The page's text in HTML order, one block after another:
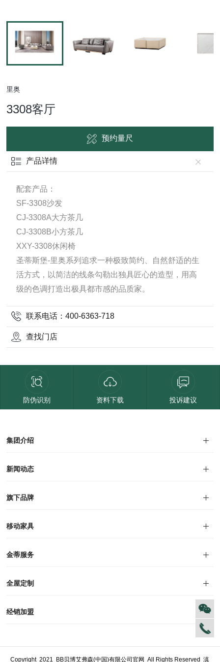
里奥
3308客厅
预约量尺
产品详情
配套产品：
SF-3308沙发
CJ-3308A大方茶几
CJ-3308B小方茶几
XXY-3308休闲椅
圣蒂斯堡-里奥系列追求一种极致简约、自然舒适的生
活方式，以简洁的线条勾勒出独具匠心的造型，用高
级的色调打造出极具都市感的品质家。
联系电话：400-6363-718
查找门店
防伪识别 资料下载 投诉建议
集团介绍
集团介绍
企业文化
人才招聘
商学院
VR全景展厅
董事长介绍
新闻动态
对外公告
家居资讯
旗下品牌
品牌文化
荣誉资质
产品专利
电子画册
移动家具
迪尚
西瑞
洛斯
里奥
洛卡
美舍
新古典
纯美
金蒂服务
售后服务
防伪识别
投诉建议
全屋定制
风格定制
空间定制
户型案例
材质展示
预约量尺
经销加盟
Copyright 2021 BB贝博艾弗森(中国)有限公司官网 All Rights Reserved滇